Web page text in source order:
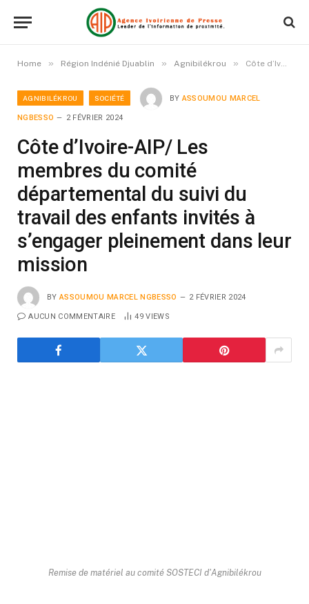
Home » Région Indénié Djuablin » Agnibilékrou » Côte d’Ivoire-AIP/ Les membres du comité départemental du suivi du travail des enfants invités à s’engager pleinement dans leur mission
AGNIBILÉKROU SOCIÉTÉ BY ASSOUMOU MARCEL
NGBESSO 2 FÉVRIER 2024
Côte d’Ivoire-AIP/ Les
membres du comité
départemental du suivi du
travail des enfants invités à
s’engager pleinement dans leur
mission
BY ASSOUMOU MARCEL NGBESSO 2 FÉVRIER 2024
AUCUN COMMENTAIRE 49VIEWS
Remise de matériel au comité SOSTECI d'Agnibilékrou